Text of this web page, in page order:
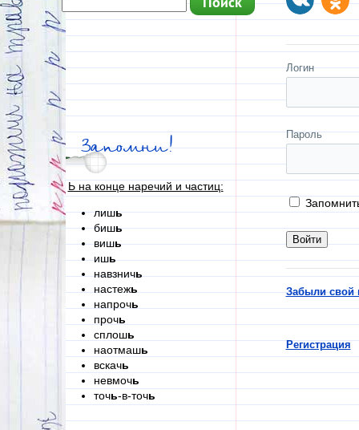
Запомни!
Ь на конце наречий и частиц:
лишь
бишь
вишь
ишь
навзничь
настежь
напрочь
прочь
сплошь
наотмашь
вскачь
невмочь
точь-в-точь
Логин
Пароль
Забыли свой
Регистрация